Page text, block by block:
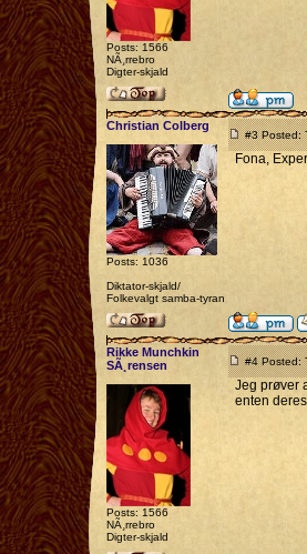
Posts: 1566
NÃ¸rrebro
Digter-skjald
Christian Colberg
Posts: 1036
Diktator-skjald/
Folkevalgt samba-tyran
#3 Posted:
Fona,
Rikke Munchkin
SÃ¸rensen
Posts: 1566
NÃ¸rrebro
Digter-skjald
#4 Posted:
Jeg prøver
enten